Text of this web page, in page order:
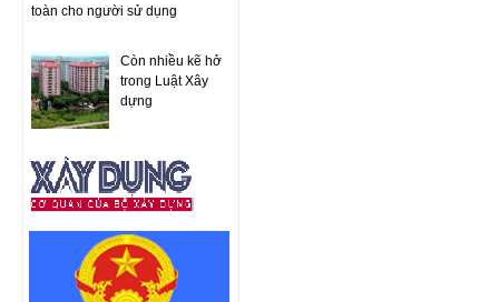
toàn cho người sử dụng
Còn nhiều kẽ hở
trong Luật Xây
dựng